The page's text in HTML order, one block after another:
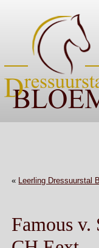
« Leerling Dressuurstal
Famous v.